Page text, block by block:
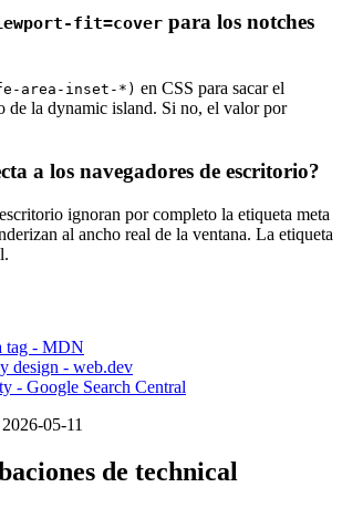
fit=cover para los notches
area-inset-*) en CSS para sacar el
de la dynamic island. Si no, el valor por
a los navegadores de escritorio?
ignoran por completo la etiqueta meta
al ancho real de la ventana. La etiqueta
tag - MDN
design - web.dev
- Google Search Central
05-11
de technical